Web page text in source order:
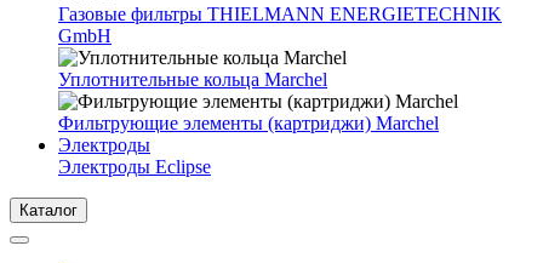
Газовые фильтры THIELMANN ENERGIETECHNIK
GmbH
Уплотнительные кольца Marchel
Фильтрующие элементы (картриджи) Marchel
Электроды
Электроды Eclipse
Каталог